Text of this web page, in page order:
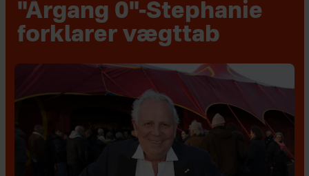
"Årgang 0"-Stephanie
forklarer vægttab